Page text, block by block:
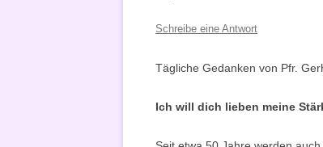
Schreibe eine Antwort
Tägliche Gedanken von Pfr.
Ich will dich lieben meine